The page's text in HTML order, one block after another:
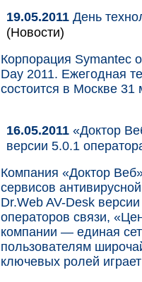
19.05.2011 День
(Новости)
Корпорация Symantec
Day 2011. Ежегодная
состоится в Москве 31
16.05.2011 «Доктор
версии 5.0.1
Компания «Доктор
сервисов
Dr.Web AV-Desk
операторов связи,
компании — единая
пользователям
ключевых ролей